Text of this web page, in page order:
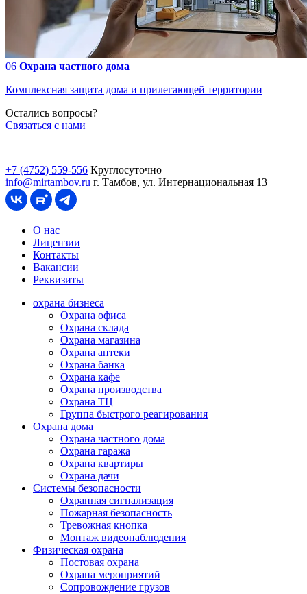
06 Охрана частного дома
Комплексная защита дома и прилегающей территории
Остались вопросы?
Связаться с нами
+7 (4752) 559-556 Круглосуточно
info@mirtambov.ru г. Тамбов, ул. Интернациональная 13
О нас
Лицензии
Контакты
Вакансии
Реквизиты
охрана бизнеса
Охрана офиса
Охрана склада
Охрана магазина
Охрана аптеки
Охрана банка
Охрана кафе
Охрана производства
Охрана ТЦ
Группа быстрого реагирования
Охрана дома
Охрана частного дома
Охрана гаража
Охрана квартиры
Охрана дачи
Системы безопасности
Охранная сигнализация
Пожарная безопасность
Тревожная кнопка
Монтаж видеонаблюдения
Физическая охрана
Постовая охрана
Охрана мероприятий
Сопровождение грузов